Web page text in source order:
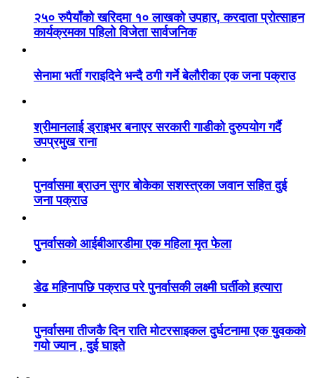
२५० रुपैयाँको खरिदमा १० लाखको उपहार, करदाता प्रोत्साहन
कार्यक्रमका पहिलो विजेता सार्वजनिक
सेनामा भर्ती गराइदिने भन्दै ठगी गर्ने बेलौरीका एक जना पक्राउ
श्रीमानलाई ड्राइभर बनाएर सरकारी गाडीको दुरुपयोग गर्दै
उपप्रमुख राना
पुनर्वासमा ब्राउन सुगर बोकेका सशस्त्रका जवान सहित दुई
जना पक्राउ
पुनर्वासको आईबीआरडीमा एक महिला मृत फेला
डेढ महिनापछि पक्राउ परे पुनर्वासकी लक्ष्मी घर्तीको हत्यारा
पुनर्वासमा तीजकै दिन राति मोटरसाइकल दुर्घटनामा एक युवकको
गयो ज्यान , दुई घाइते